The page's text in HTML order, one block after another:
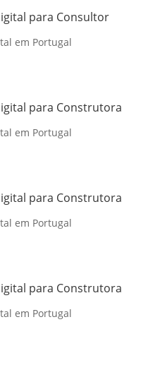
para Consultor
em Portugal
para Construtora
em Portugal
para Construtora
em Portugal
para Construtora
em Portugal